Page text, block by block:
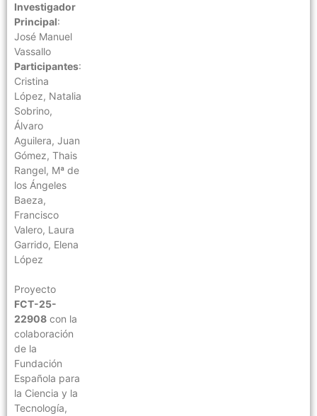
Investigador
Principal:
José Manuel
Vassallo
Participantes:
Cristina
López, Natalia
Sobrino,
Álvaro
Aguilera, Juan
Gómez, Thais
Rangel, Mª de
los Ángeles
Baeza,
Francisco
Valero, Laura
Garrido, Elena
López
Proyecto
FCT-25-
22908 con la
colaboración
de la
Fundación
Española para
la Ciencia y la
Tecnología,